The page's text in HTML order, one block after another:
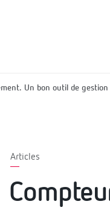
Un bon outil de gestion
Articles